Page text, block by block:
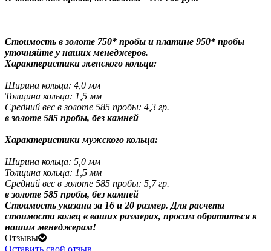
Стоимость в золоте 750* пробы и платине 950* пробы
уточняйте у наших менеджеров.
Характеристики женского кольца:
Ширина кольца: 4,0 мм
Толщина кольца: 1,5 мм
Средний вес в золоте 585 пробы: 4,3 гр.
в золоте 585 пробы, без камней
Характеристики мужского кольца:
Ширина кольца: 5,0 мм
Толщина кольца: 1,5 мм
Средний вес в золоте 585 пробы: 5,7 гр.
в золоте 585 пробы, без камней
Стоимость указана за 16 и 20 размер. Для расчета
стоимости колец в ваших размерах, просим обратиться к
нашим менеджерам!
Отзывы
Оставить свой отзыв